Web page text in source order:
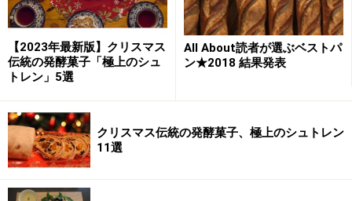
【2023年最新版】クリスマス
伝統の発酵菓子「極上のシュ
トレン」5選
All About読者が選ぶベストパ
ン★2018 結果発表
クリスマス伝統の発酵菓子、極上のシュトレン
11選